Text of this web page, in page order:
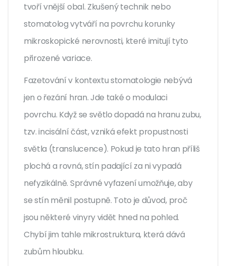
tvoří vnější obal. Zkušený technik nebo
stomatolog vytváří na povrchu korunky
mikroskopické nerovnosti, které imitují tyto
přirozené variace.
Fazetování v kontextu stomatologie nebývá
jen o řezání hran. Jde také o modulaci
povrchu. Když se světlo dopadá na hranu zubu,
tzv. incisální část, vzniká efekt propustnosti
světla (translucence). Pokud je tato hran příliš
plochá a rovná, stín padající za ni vypadá
nefyzikálně. Správné vyfazení umožňuje, aby
se stín měnil postupně. Toto je důvod, proč
jsou některé vinyry vidět hned na pohled.
Chybí jim tahle mikrostruktura, která dává
zubům hloubku.